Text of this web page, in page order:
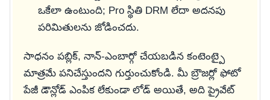
ఒకేలా ఉంటుంది; Pro స్థితి DRM లేదా అదనపు
పరిమితులను జోడించదు.
సాధనం పబ్లిక్, నాన్-ఎంబార్గో చేయబడిన కంటెంట్పై
మాత్రమే పనిచేస్తుందని గుర్తుంచుకోండి. మీ బ్రౌజర్లో ఫోటో
పేజీ డౌన్లోడ్ ఎంపిక లేకుండా లోడ్ అయితే, అది ప్రైవేట్